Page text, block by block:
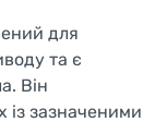
для
та є
Він
із зазначеними